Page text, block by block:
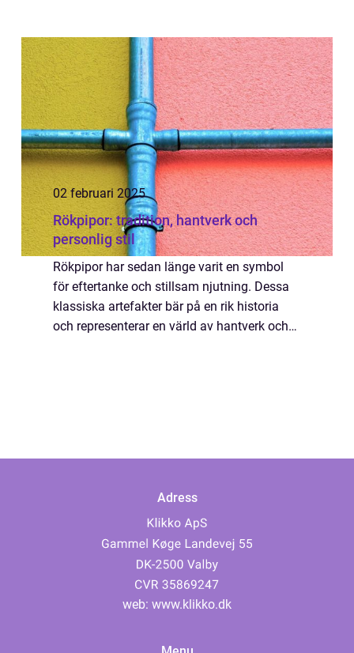
02 februari 2025
Rökpipor: tradition, hantverk och
personlig stil
Rökpipor har sedan länge varit en symbol
för eftertanke och stillsam njutning. Dessa
klassiska artefakter bär på en rik historia
och representerar en värld av hantverk och
Adress
web: www.klikko.dk